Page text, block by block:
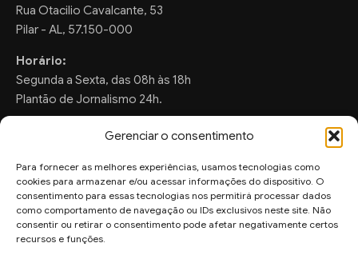
Gerenciar o consentimento
Para fornecer as melhores experiências, usamos tecnologias como
cookies para armazenar e/ou acessar informações do dispositivo. O
consentimento para essas tecnologias nos permitirá processar dados
como comportamento de navegação ou IDs exclusivos neste site. Não
consentir ou retirar o consentimento pode afetar negativamente certos
recursos e funções.
Rua Otacilio Cavalcante, 53
Pilar - AL, 57.150-000
Horário:
Segunda a Sexta, das 08h às 18h
Plantão de Jornalismo 24h.
FALE CONOSCO
Sugestões de Pauta:
ronaldo.valentim150@gmail.com